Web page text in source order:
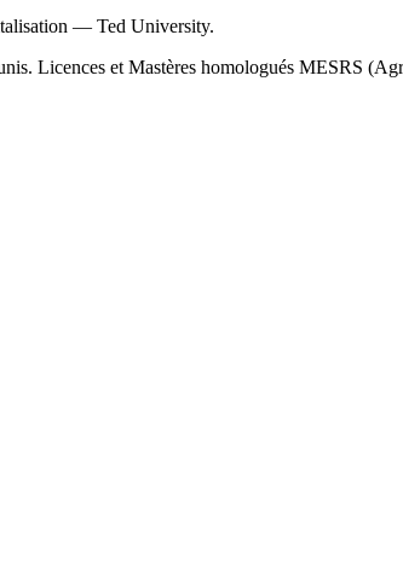
— Ted University.
Licences et Mastères homologués MESRS